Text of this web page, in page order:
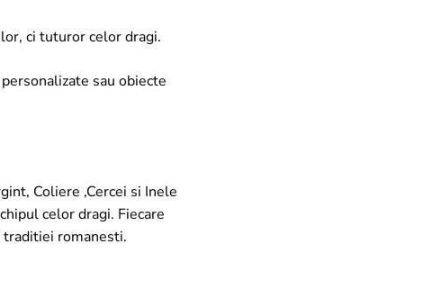
ci tuturor celor dragi.
sau obiecte
Coliere ,Cercei si Inele
celor dragi. Fiecare
romanesti.